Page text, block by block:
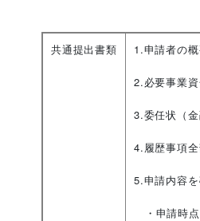
共通提出書類 1.申請者の
2.必要事業
3.委任状（
4.履歴事項
5.申請内容
・申請時点